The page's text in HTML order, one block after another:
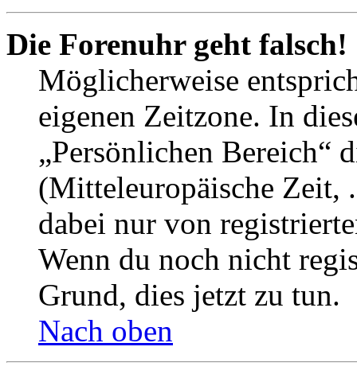
Die Forenuhr geht falsch!
Möglicherweise
eigenen Zeitzone. In
„Persönlichen Bereich“
(Mitteleuropäische Zeit,
dabei nur von
Wenn du noch nicht
Grund, dies jetzt zu tun.
Nach oben